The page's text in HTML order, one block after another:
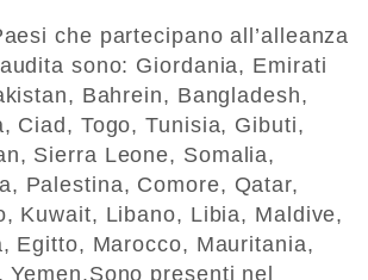
che partecipano all’alleanza
sono: Giordania, Emirati
Bahrein, Bangladesh,
Ciad, Togo, Tunisia, Gibuti,
Sierra Leone, Somalia,
Palestina, Comore, Qatar,
Kuwait, Libano, Libia, Maldive,
Egitto, Marocco, Mauritania,
Yemen.Sono presenti nel